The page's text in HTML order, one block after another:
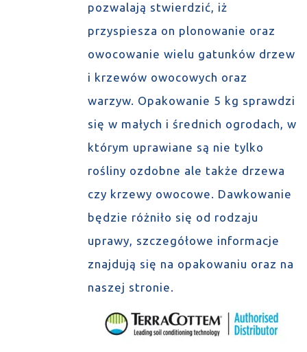
pozwalają stwierdzić, iż
przyspiesza on plonowanie oraz
owocowanie wielu gatunków drzew
i krzewów owocowych oraz
warzyw. Opakowanie 5 kg sprawdzi
się w małych i średnich ogrodach, w
którym uprawiane są nie tylko
rośliny ozdobne ale także drzewa
czy krzewy owocowe. Dawkowanie
będzie różniło się od rodzaju
uprawy, szczegółowe informacje
znajdują się na opakowaniu oraz na
naszej stronie.